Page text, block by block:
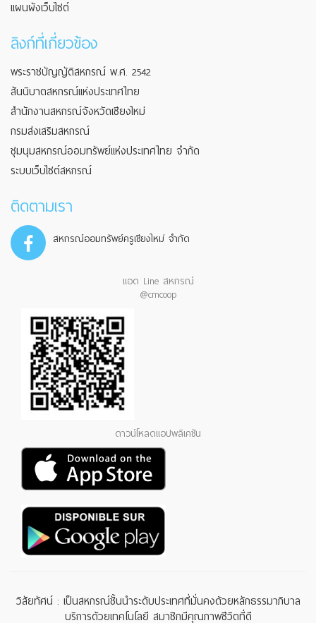
แผนผังเว็บไซต์
ลิงก์ที่เกี่ยวข้อง
พระราชบัญญัติสหกรณ์ พ.ศ. 2542
สันนิบาตสหกรณ์แห่งประเทศไทย
สำนักงานสหกรณ์จังหวัดเชียงใหม่
กรมส่งเสริมสหกรณ์
ชุมนุมสหกรณ์ออมทรัพย์แห่งประเทศไทย จำกัด
ระบบเว็บไซต์สหกรณ์
ติดตามเรา
สหกรณ์ออมทรัพย์ครูเชียงใหม่ จำกัด
แอด Line สหกรณ์
@cmcoop
ดาวน์โหลดแอปพลิเคชัน
วิสัยทัศน์ : เป็นสหกรณ์ชั้นนำระดับประเทศที่มั่นคงด้วยหลักธรรมาภิบาล
บริการด้วยเทคโนโลยี สมาชิกมีคุณภาพชีวิตที่ดี